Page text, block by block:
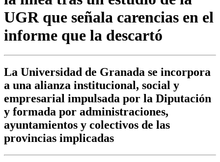
UGR que señala carencias en el
informe que la descartó
La Universidad de Granada se incorpora
a una alianza institucional, social y
empresarial impulsada por la Diputación
y formada por administraciones,
ayuntamientos y colectivos de las
provincias implicadas